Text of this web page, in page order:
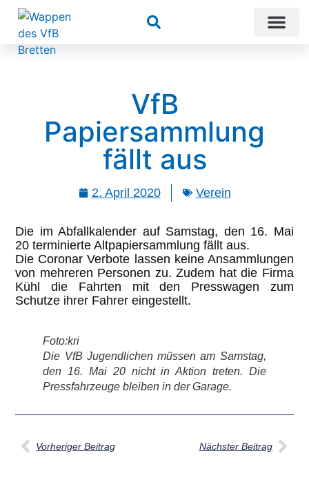
Suchen
VfB
Papiersammlung
fällt aus
2. April 2020 Verein
Die im Abfallkalender auf Samstag, den 16. Mai
20 terminierte Altpapiersammlung fällt aus.
Die Coronar Verbote lassen keine Ansammlungen
von mehreren Personen zu. Zudem hat die Firma
Kühl die Fahrten mit den Presswagen zum
Schutze ihrer Fahrer eingestellt.
Foto:kri
Die VfB Jugendlichen müssen am Samstag,
den 16. Mai 20 nicht in Aktion treten. Die
Pressfahrzeuge bleiben in der Garage.
Vorheriger Beitrag Nächster Beitrag